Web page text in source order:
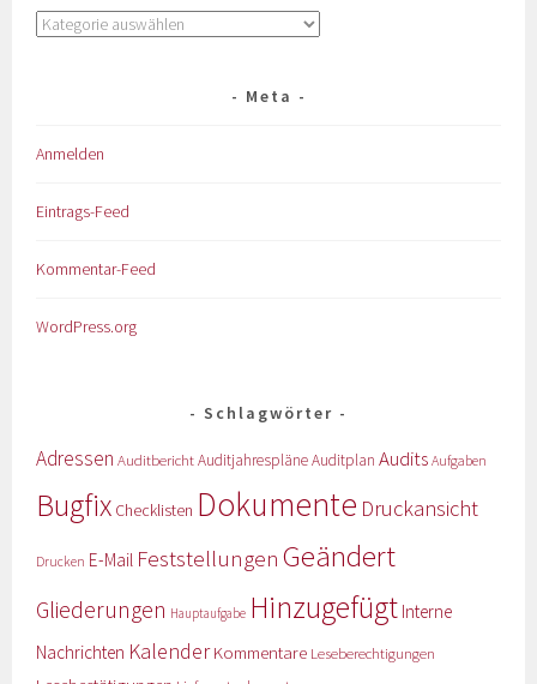
Meta
Anmelden
Eintrags-Feed
Kommentar-Feed
WordPress.org
Schlagwörter
Adressen AuditberichtAuditjahrespläneAuditplan Audits Aufgaben
Bugfix Checklisten Dokumente Druckansicht
Drucken E-Mail Feststellungen Geändert
Gliederungen Hauptaufgabe Hinzugefügt Interne
Nachrichten KalenderKommentare Leseberechtigungen